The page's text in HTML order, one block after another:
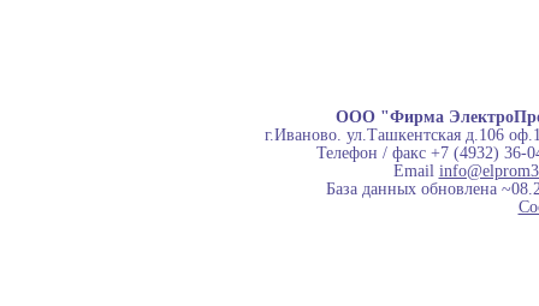
ООО "Фирма
г.Иваново. ул.Ташкентская д.106
Телефон / факс +7 (4932) 36-
Email
База данных обновлена